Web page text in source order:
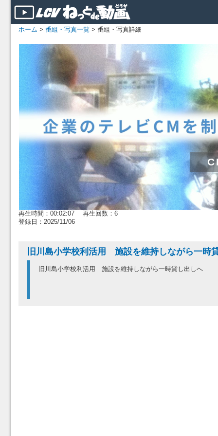
ホーム > 番組・写真一覧 > 番組・写真詳細
再生時間：00:02:07 再生回数：6
登録日：2025/11/06
旧川島小学校利活用 施設を維持しながら一時
旧川島小学校利活用 施設を維持しながら一時貸し出しへ